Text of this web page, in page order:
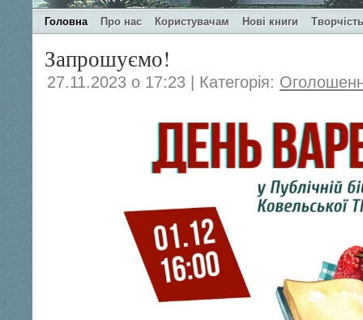
Головна Про нас Користувачам Нові книги
Запрошуємо!
27.11.2023 о 17:23 | Категорія: